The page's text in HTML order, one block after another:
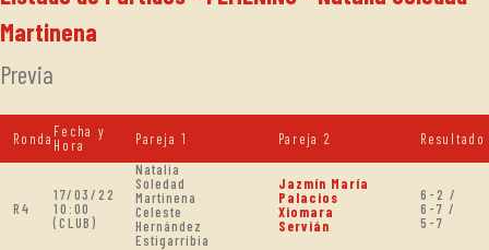
Martinena
Previa
Ronda Fecha y
Hora
Pareja 1 Pareja 2 Resultado
R4
17/03/22
10:00
(CLUB)
Natalia
Soledad
Martinena
Celeste
Hernández
Estigarribia
Jazmín María
Palacios
Xiomara
Servián
6-2 /
6-7 /
5-7